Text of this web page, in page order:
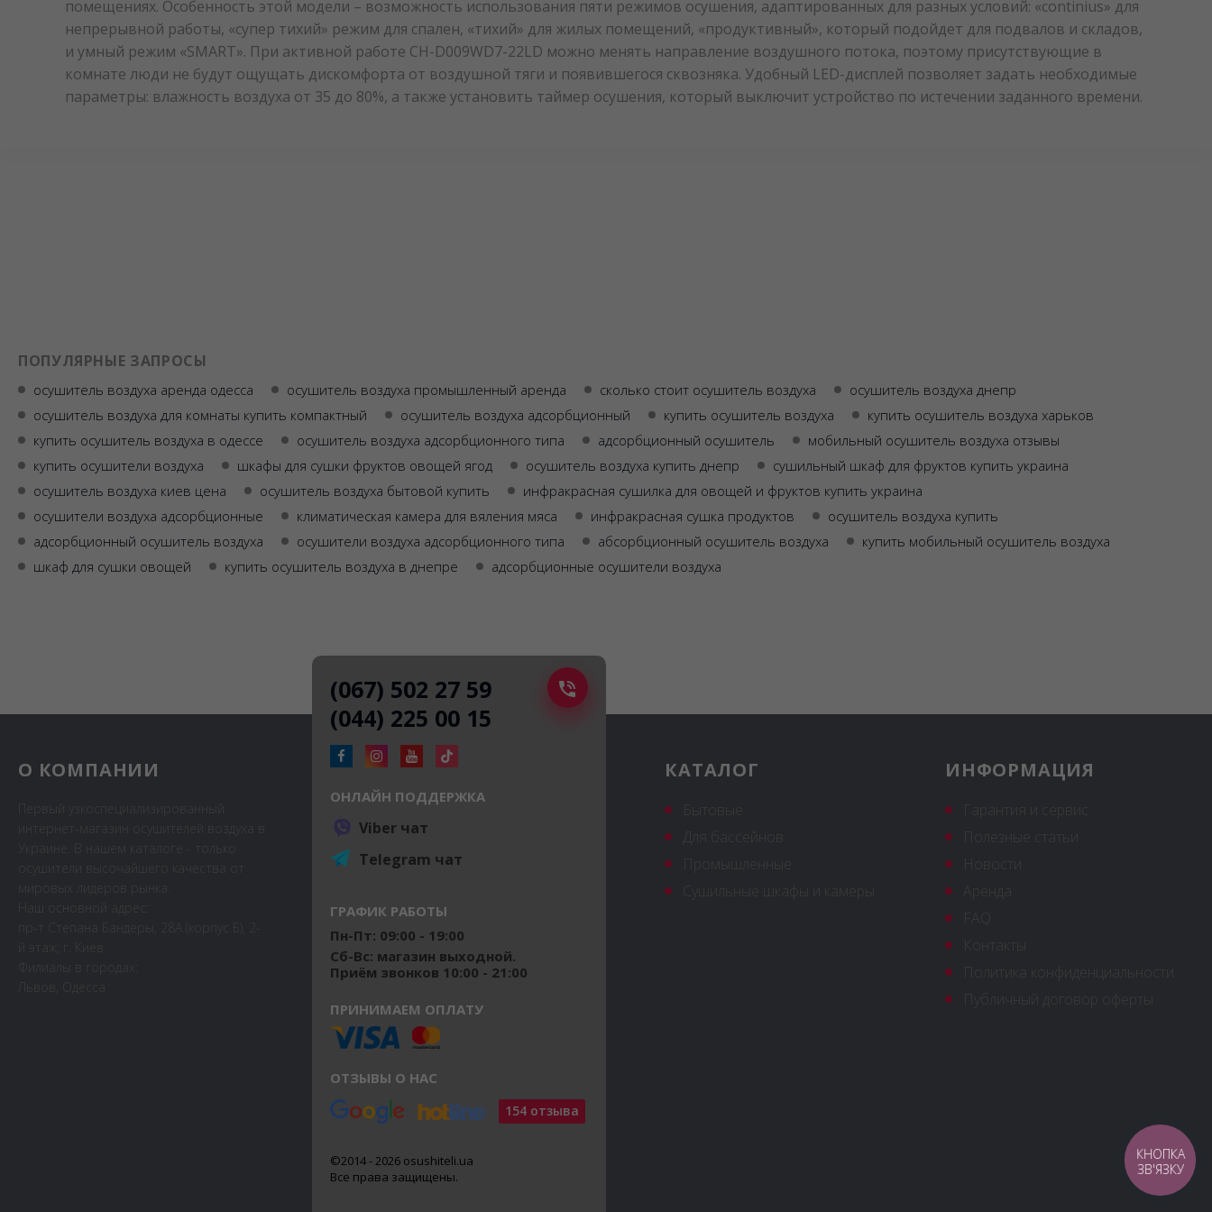
помещениях. Особенность этой модели – возможность использования пяти режимов осушения, адаптированных для разных условий: «continius» для
непрерывной работы, «супер тихий» режим для спален, «тихий» для жилых помещений, «продуктивный», который подойдет для подвалов и складов,
и умный режим «SMART». При активной работе CH-D009WD7-22LD можно менять направление воздушного потока, поэтому присутствующие в
комнате люди не будут ощущать дискомфорта от воздушной тяги и появившегося сквозняка. Удобный LED-дисплей позволяет задать необходимые
параметры: влажность воздуха от 35 до 80%, а также установить таймер осушения, который выключит устройство по истечении заданного времени.
ПОПУЛЯРНЫЕ ЗАПРОСЫ
осушитель воздуха аренда одесса осушитель воздуха промышленный аренда сколько стоит осушитель воздуха
осушитель воздуха днепр
осушитель воздуха для комнаты купить компактный
осушитель воздуха адсорбционный купить осушитель воздуха
купить осушитель воздуха харьков
купить осушитель воздуха в одессе
осушитель воздуха адсорбционного типа адсорбционный осушитель
мобильный осушитель воздуха отзывы
купить осушители воздуха
шкафы для сушки фруктов овощей ягод осушитель воздуха купить днепр
сушильный шкаф для фруктов купить украина
осушитель воздуха киев цена
осушитель воздуха бытовой купить
инфракрасная сушилка для овощей и фруктов купить украина
осушители воздуха адсорбционные
климатическая камера для вяления мяса инфракрасная сушка продуктов
осушитель воздуха купить
адсорбционный осушитель воздуха
осушители воздуха адсорбционного типа абсорбционный осушитель воздуха
купить мобильный осушитель воздуха
шкаф для сушки овощей
купить осушитель воздуха в днепре адсорбционные осушители воздуха
О КОМПАНИИ ИНФОРМАЦИЯ
КАТАЛОГ
Для бассейнов
(067) 502 27 59
(044) 225 00 15
ОНЛАЙН ПОДДЕРЖКА
Viber чат
Telegram чат
ГРАФИК РАБОТЫ
Пн-Пт: 09:00 - 19:00
Сб-Вс: магазин выходной.
Приём звонков 10:00 - 21:00
ПРИНИМАЕМ ОПЛАТУ
ОТЗЫВЫ О НАС
154 отзыва
©2014 - 2026 osushiteli.ua
Все права защищены.
КНОПКА
ЗВ'ЯЗКУ